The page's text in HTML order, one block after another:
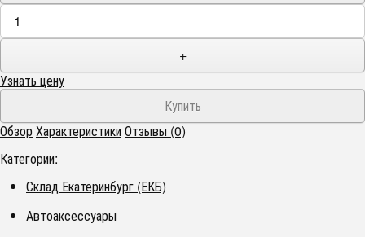
+
Узнать цену
ОбзорХарактеристикиОтзывы (0)
Категории:
Склад Екатеринбург (ЕКБ)
Автоаксессуары